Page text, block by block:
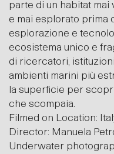
parte di un habitat mai
e mai esplorato prima
esplorazione e
ecosistema unico e
di ricercatori,
ambienti marini più
la superficie per
che scompaia.
Filmed on Location:
Director: Manuela
Underwater